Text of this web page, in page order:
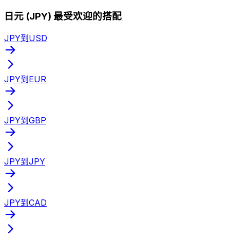
日元 (JPY) 最受欢迎的搭配
JPY到USD
JPY到EUR
JPY到GBP
JPY到JPY
JPY到CAD